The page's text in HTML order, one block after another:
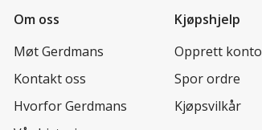
Om oss
Møt Gerdmans
Kontakt oss
Hvorfor Gerdmans
Kjøpshjelp
Opprett konto
Spor ordre
Kjøpsvilkår